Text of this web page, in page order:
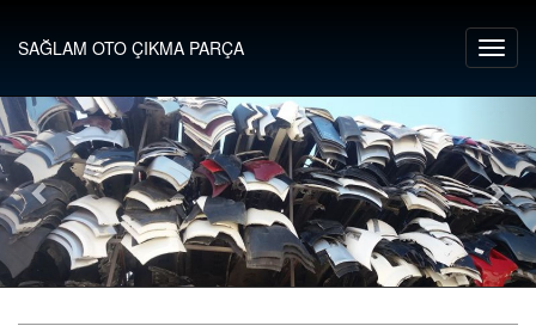
SAĞLAM OTO ÇIKMA PARÇA